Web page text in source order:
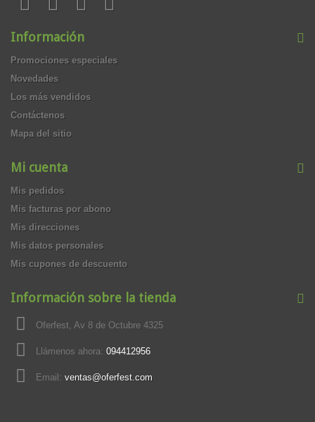
Información
Promociones especiales
Novedades
Los más vendidos
Contáctenos
Mapa del sitio
Mi cuenta
Mis pedidos
Mis facturas por abono
Mis direcciones
Mis datos personales
Mis cupones de descuento
Información sobre la tienda
Oferfest, Av 8 de Octubre 4325
Llámenos ahora: 094412956
Email: ventas@oferfest.com